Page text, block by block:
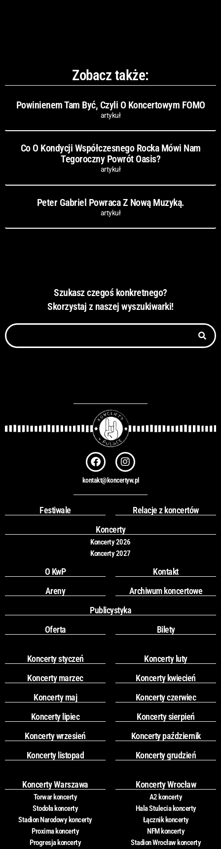
Zobacz także:
Powinienem Tam Być, Czyli O Koncertowym FOMO
artykuł
Co O Kondycji Współczesnego Rocka Mówi Nam
Tegoroczny Powrót Oasis?
artykuł
Peter Gabriel Powraca Z Nową Muzyką.
artykuł
Szukasz czegoś konkretnego?
Skorzystaj z naszej wyszukiwarki!
Szukaj
F
a
c
e
b
o
k
I
n
s
t
a
r
a
m
kontakt@koncertyw.pl
Festiwale
Relacje z koncertów
Koncerty
Koncerty 2026
Koncerty 2027
O KwP
Kontakt
Areny
Archiwum koncertowe
Publicystyka
Oferta
Bilety
Koncerty styczeń
Koncerty luty
Koncerty marzec
Koncerty kwiecień
Koncerty maj
Koncerty czerwiec
Koncerty lipiec
Koncerty sierpień
Koncerty wrzesień
Koncerty październik
Koncerty listopad
Koncerty grudzień
Koncerty Warszawa
Torwar koncerty
Stodoła koncerty
Stadion Narodowy koncerty
Proxima koncerty
Progresja koncerty
Koncerty Wrocław
A2 koncerty
Hala Stulecia koncerty
Łącznik koncerty
NFM koncerty
Stadion Wrocław koncerty